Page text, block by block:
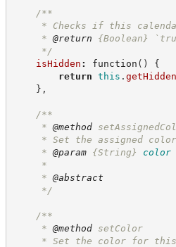
/**
* Checks if this
* @return {Boolean}
*/
isHidden : function ( )
{
return this . getHidden
} ,
/**
* @method
* Set the assigned color
* @param {String} color
*
* @abstract
*/
/**
* @method setColor
* Set the color for this